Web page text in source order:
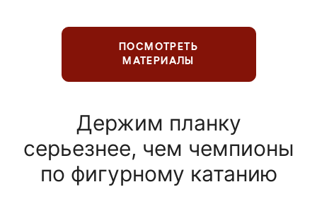
ПОСМОТРЕТЬ
МАТЕРИАЛЫ
Держим планку
серьезнее, чем чемпионы
по фигурному катанию